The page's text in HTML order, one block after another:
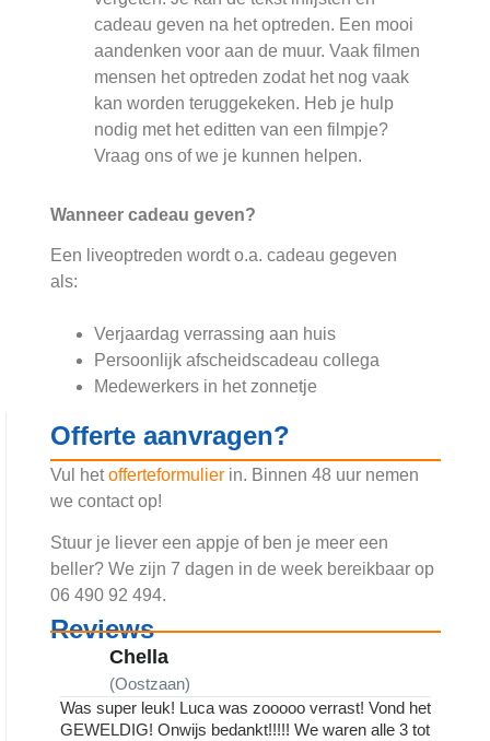
cadeau geven na het optreden. Een mooi
aandenken voor aan de muur. Vaak filmen
mensen het optreden zodat het nog vaak
kan worden teruggekeken. Heb je hulp
nodig met het editten van een filmpje?
Vraag ons of we je kunnen helpen.
Wanneer cadeau geven?
Een liveoptreden wordt o.a. cadeau gegeven
als:
Verjaardag verrassing aan huis
Persoonlijk afscheidscadeau collega
Medewerkers in het zonnetje
Offerte aanvragen?
Vul hetofferteformulier in. Binnen 48 uur nemen
we contact op!
Stuur je liever een appje of ben je meer een
beller? We zijn 7 dagen in de week bereikbaar op
06 490 92 494.
Reviews
Chella
(Oostzaan)
Was super leuk! Luca was zooooo verrast! Vond het
GEWELDIG! Onwijs bedankt!!!!! We waren alle 3 tot